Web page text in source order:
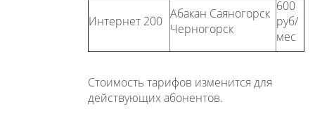
Интернет 200 Абакан Саяногорск
Черногорск
600
руб/
мес
Стоимость тарифов изменится для
действующих абонентов.